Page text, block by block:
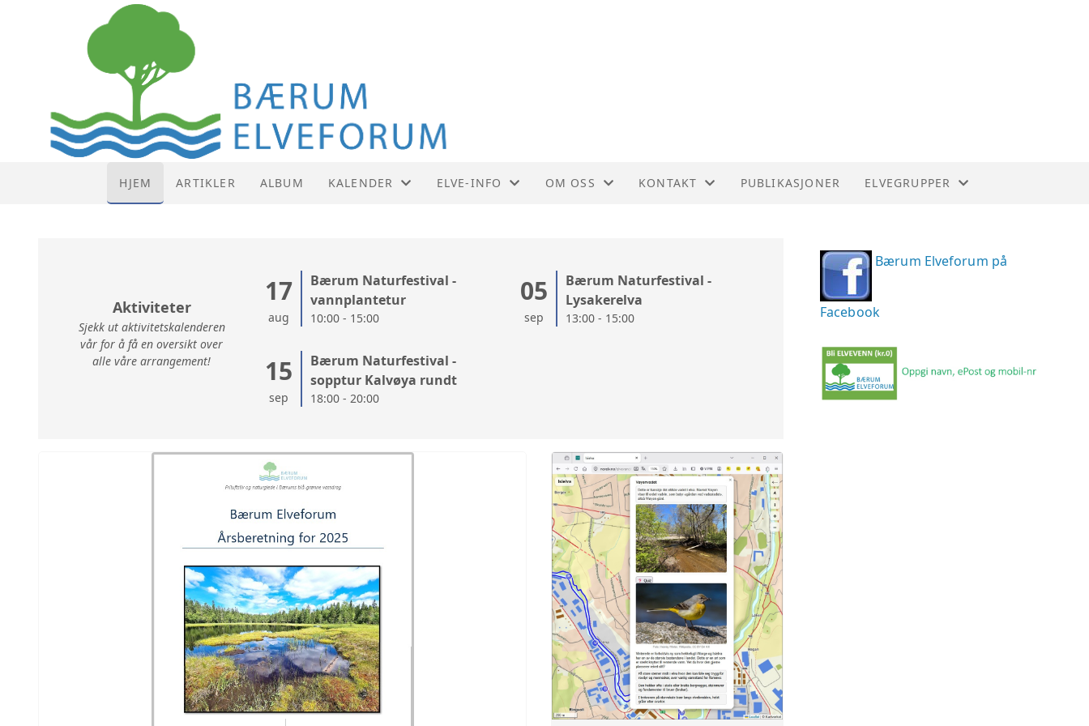
HJEM ARTIKLER ALBUM KALENDER ELVE-INFO
VASSDRAGSFORVALTNING
OM OSS
FORENINGSDRIFT
KONTAKT PUBLIKASJONER ELVEGRUPPER
LOMMAS VENNER
LYSAKERVASSDRAGETS VENNER
MØLLADAMMEN
SKALLUMDAMMENS VENNER
Aktiviteter
Sjekk ut aktivitetskalenderen
vår for å få en oversikt over
alle våre arrangement!
17
aug
Bærum Naturfestival -
vannplantetur
10:00 - 15:00
05
sep
Bærum Naturfestival -
Lysakerelva
13:00 - 15:00
15
sep
Bærum Naturfestival -
sopptur Kalvøya rundt
18:00 - 20:00
Bærum Elveforum på
Facebook